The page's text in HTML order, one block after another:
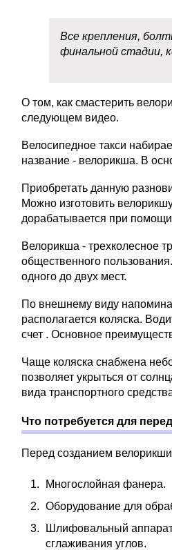
Все крепления,
финальной стадии,
О том, как смастерить
следующем видео.
Велосипедное такси
название - велорикша. В
Приобретать данную
Можно изготовить
дорабатывается при
Велорикша - трехколесное
общественного
одного до двух мест.
По внешнему виду
располагается коляска.
счет . Основное
Чаще коляска снабжена
позволяет укрыться от
вида транспортного
Что потребуется для
Перед созданием
Многослойная фанера.
Оборудование для
Шлифовальный
сглаживания углов.